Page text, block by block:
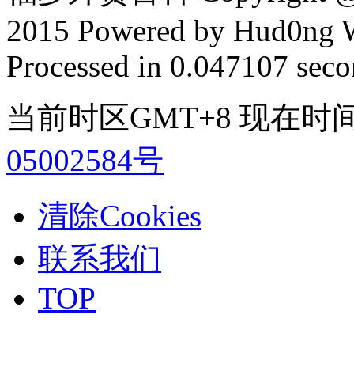
2015 Powered by Hud0ng
Processed in 0.047107
当前时区GMT+8 现在时
05002584号
清除Cookies
联系我们
TOP